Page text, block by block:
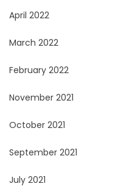
April 2022
March 2022
February 2022
November 2021
October 2021
September 2021
July 2021